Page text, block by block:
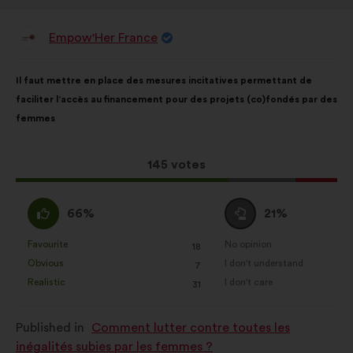
ProposalEmpow'Her France
content
Il faut mettre en place des mesures incitatives permettant de
faciliter l’accès au financement pour des projets (co)fondés par des
femmes
This
proposal
145 votes
the
following
results:
I
agree
:
66%
as:
Favourite
: 18
times
Obvious
: 7
times
Realistic
: 31
times
I
am
neutral
:
21%
as:
No opinion
:times
I don't understand
:times
I don't care
:times
Published in
Comment lutter contre toutes les
inégalités subies par les femmes ?